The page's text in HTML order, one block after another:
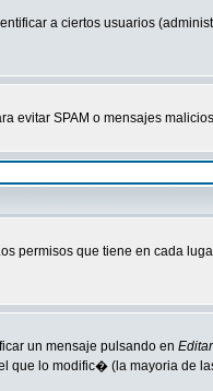
a ciertos usuarios
evitar SPAM o mensajes
permisos que tiene en cada
un mensaje pulsando en Editar
que lo modific� (la mayoria de